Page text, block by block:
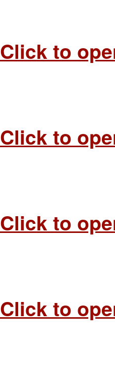
Click to
Click to
Click to
Click to